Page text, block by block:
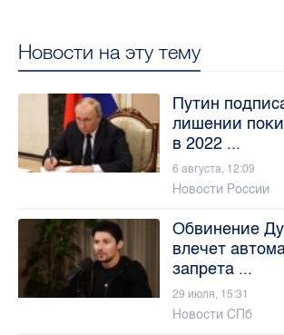
Новости на эту тему
Путин
лишении
в 2022 ...
6 августа, 12:09
Новости России
Обвинение
влечет
запрета ...
29 июля, 15:31
Новости СПб